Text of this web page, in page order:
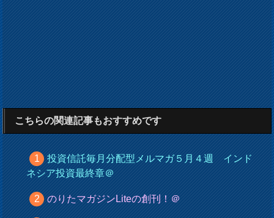
こちらの関連記事もおすすめです
投資信託毎月分配型メルマガ５月４週 インド
ネシア投資最終章＠
のりたマガジンLiteの創刊！＠